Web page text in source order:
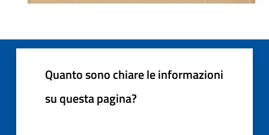
Quanto sono chiare le informazioni
su questa pagina?